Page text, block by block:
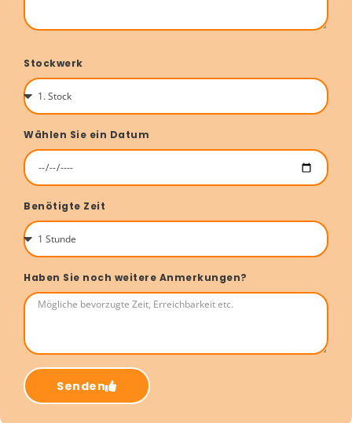
Stockwerk
Wählen Sie ein Datum
Benötigte Zeit
Haben Sie noch weitere Anmerkungen?
Senden